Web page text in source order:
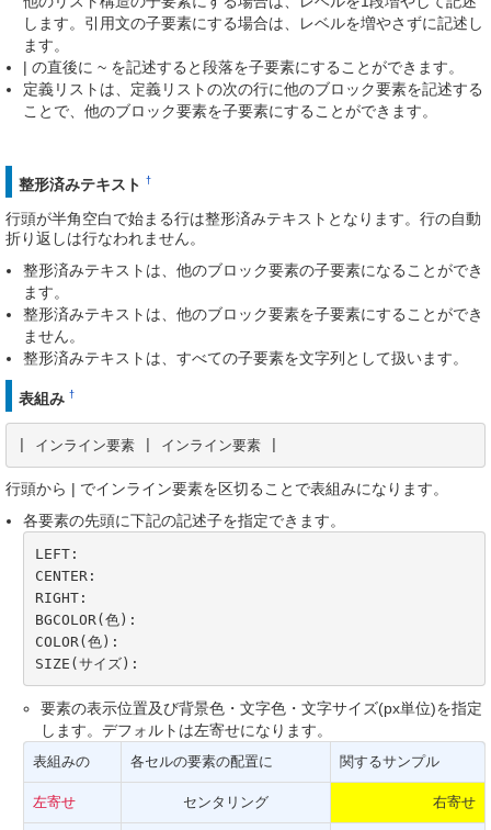
します。引用文の子要素にする場合は、レベルを増やさずに記述し
ます。
| の直後に ~ を記述すると段落を子要素にすることができます。
定義リストは、定義リストの次の行に他のブロック要素を記述する
ことで、他のブロック要素を子要素にすることができます。
整形済みテキスト †
行頭が半角空白で始まる行は整形済みテキストとなります。行の自動
折り返しは行なわれません。
整形済みテキストは、他のブロック要素の子要素になることができ
ます。
整形済みテキストは、他のブロック要素を子要素にすることができ
ません。
整形済みテキストは、すべての子要素を文字列として扱います。
表組み †
| インライン要素 | インライン要素 |
行頭から | でインライン要素を区切ることで表組みになります。
各要素の先頭に下記の記述子を指定できます。
LEFT:
CENTER:
RIGHT:
BGCOLOR(色):
COLOR(色):
SIZE(サイズ):
要素の表示位置及び背景色・文字色・文字サイズ(px単位)を指定
します。デフォルトは左寄せになります。
表組みの 各セルの要素の配置に 関するサンプル
左寄せ センタリング 右寄せ